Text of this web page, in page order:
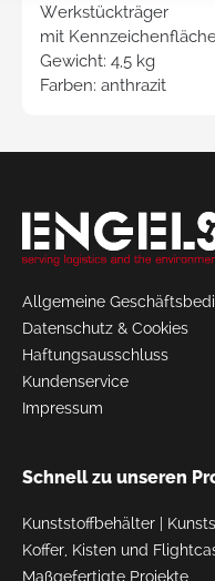
Werkstückträger
mit
Gewicht: 4,5 kg
Farben: anthrazit
a Quote
Allgemeine
Datenschutz & Cookies
Haftungsausschluss
Kundenservice
Impressum
Schnell zu unseren
Kunststoffbehälter
Koffer, Kisten und
Maßgefertigte Projekte